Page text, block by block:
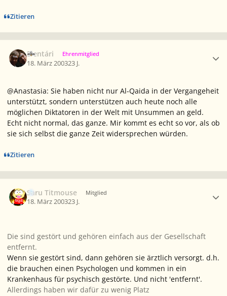
Zitieren
Elentári Ehrenmitglied
18. März 200323 J.
@Anastasia: Sie haben nicht nur Al-Qaida in der Vergangeheit
unterstützt, sondern unterstützen auch heute noch alle
möglichen Diktatoren in der Welt mit Unsummen an geld.
Echt nicht normal, das ganze. Mir kommt es echt so vor, als ob
sie sich selbst die ganze Zeit widersprechen würden.
Zitieren
Saru Titmouse Mitglied
18. März 200323 J.
Die sind gestört und gehören einfach aus der Gesellschaft
entfernt.
Wenn sie gestört sind, dann gehören sie ärztlich versorgt. d.h.
die brauchen einen Psychologen und kommen in ein
Krankenhaus für psychisch gestörte. Und nicht 'entfernt'.
Allerdings haben wir dafür zu wenig Platz